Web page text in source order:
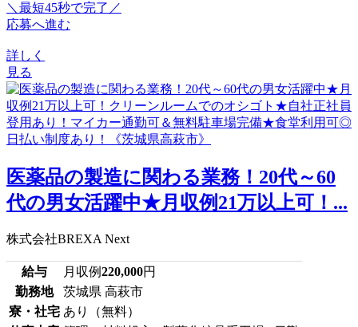
＼最短45秒で完了／
応募へ進む
詳しく
見る
医薬品の製造に関わる業務！20代～60
代の男女活躍中★月収例21万以上可！...
株式会社BREXA Next
給与 月収例220,000円
勤務地
茨城県 高萩市
寮・社宅 あり（無料）